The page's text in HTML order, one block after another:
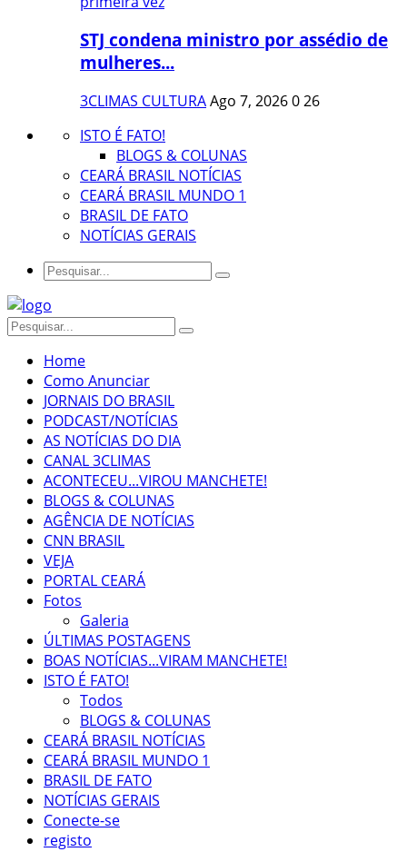
STJ condena ministro por assédio de
mulheres...
3CLIMAS CULTURAAgo 7, 2026026
ISTO É FATO!
BLOGS & COLUNAS
CEARÁ BRASIL NOTÍCIAS
CEARÁ BRASIL MUNDO 1
BRASIL DE FATO
NOTÍCIAS GERAIS
Home
Como Anunciar
JORNAIS DO BRASIL
PODCAST/NOTÍCIAS
AS NOTÍCIAS DO DIA
CANAL 3CLIMAS
ACONTECEU...VIROU MANCHETE!
BLOGS & COLUNAS
AGÊNCIA DE NOTÍCIAS
CNN BRASIL
VEJA
PORTAL CEARÁ
Fotos
Galeria
ÚLTIMAS POSTAGENS
BOAS NOTÍCIAS...VIRAM MANCHETE!
ISTO É FATO!
Todos
BLOGS & COLUNAS
CEARÁ BRASIL NOTÍCIAS
CEARÁ BRASIL MUNDO 1
BRASIL DE FATO
NOTÍCIAS GERAIS
Conecte-se
registo